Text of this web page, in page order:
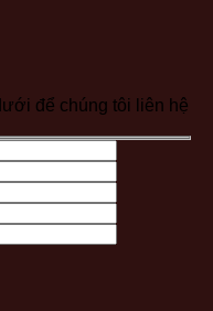
để chúng tôi liên hệ